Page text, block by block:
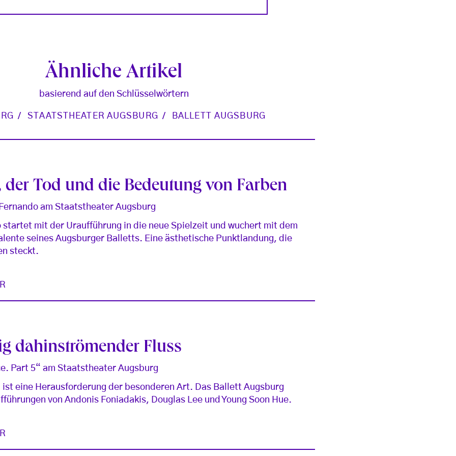
Ähnliche Artikel
basierend auf den Schlüsselwörtern
STAATSTHEATER AUGSBURG BALLETT AUGSBURG
Tod und die Bedeutung von Farben
am Staatstheater Augsburg
mit der Uraufführung in die neue Spielzeit und wuchert mit dem
seines Augsburger Balletts. Eine ästhetische Punktlandung, die
steckt.
dahinströmender Fluss
Part 5“ am Staatstheater Augsburg
eine Herausforderung der besonderen Art. Das Ballett Augsburg
von Andonis Foniadakis, Douglas Lee und Young Soon Hue.